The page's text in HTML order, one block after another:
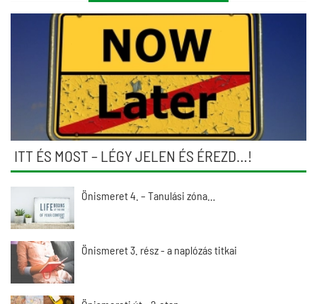
ITT ÉS MOST – LÉGY JELEN ÉS ÉREZD…!
Önismeret 4. – Tanulási zóna…
Önismeret 3. rész - a naplózás titkai